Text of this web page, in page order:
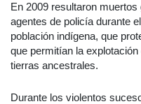
En 2009 resultaron
agentes de policía durante
población indígena, que
que permitían la
tierras ancestrales.
Durante los violentos